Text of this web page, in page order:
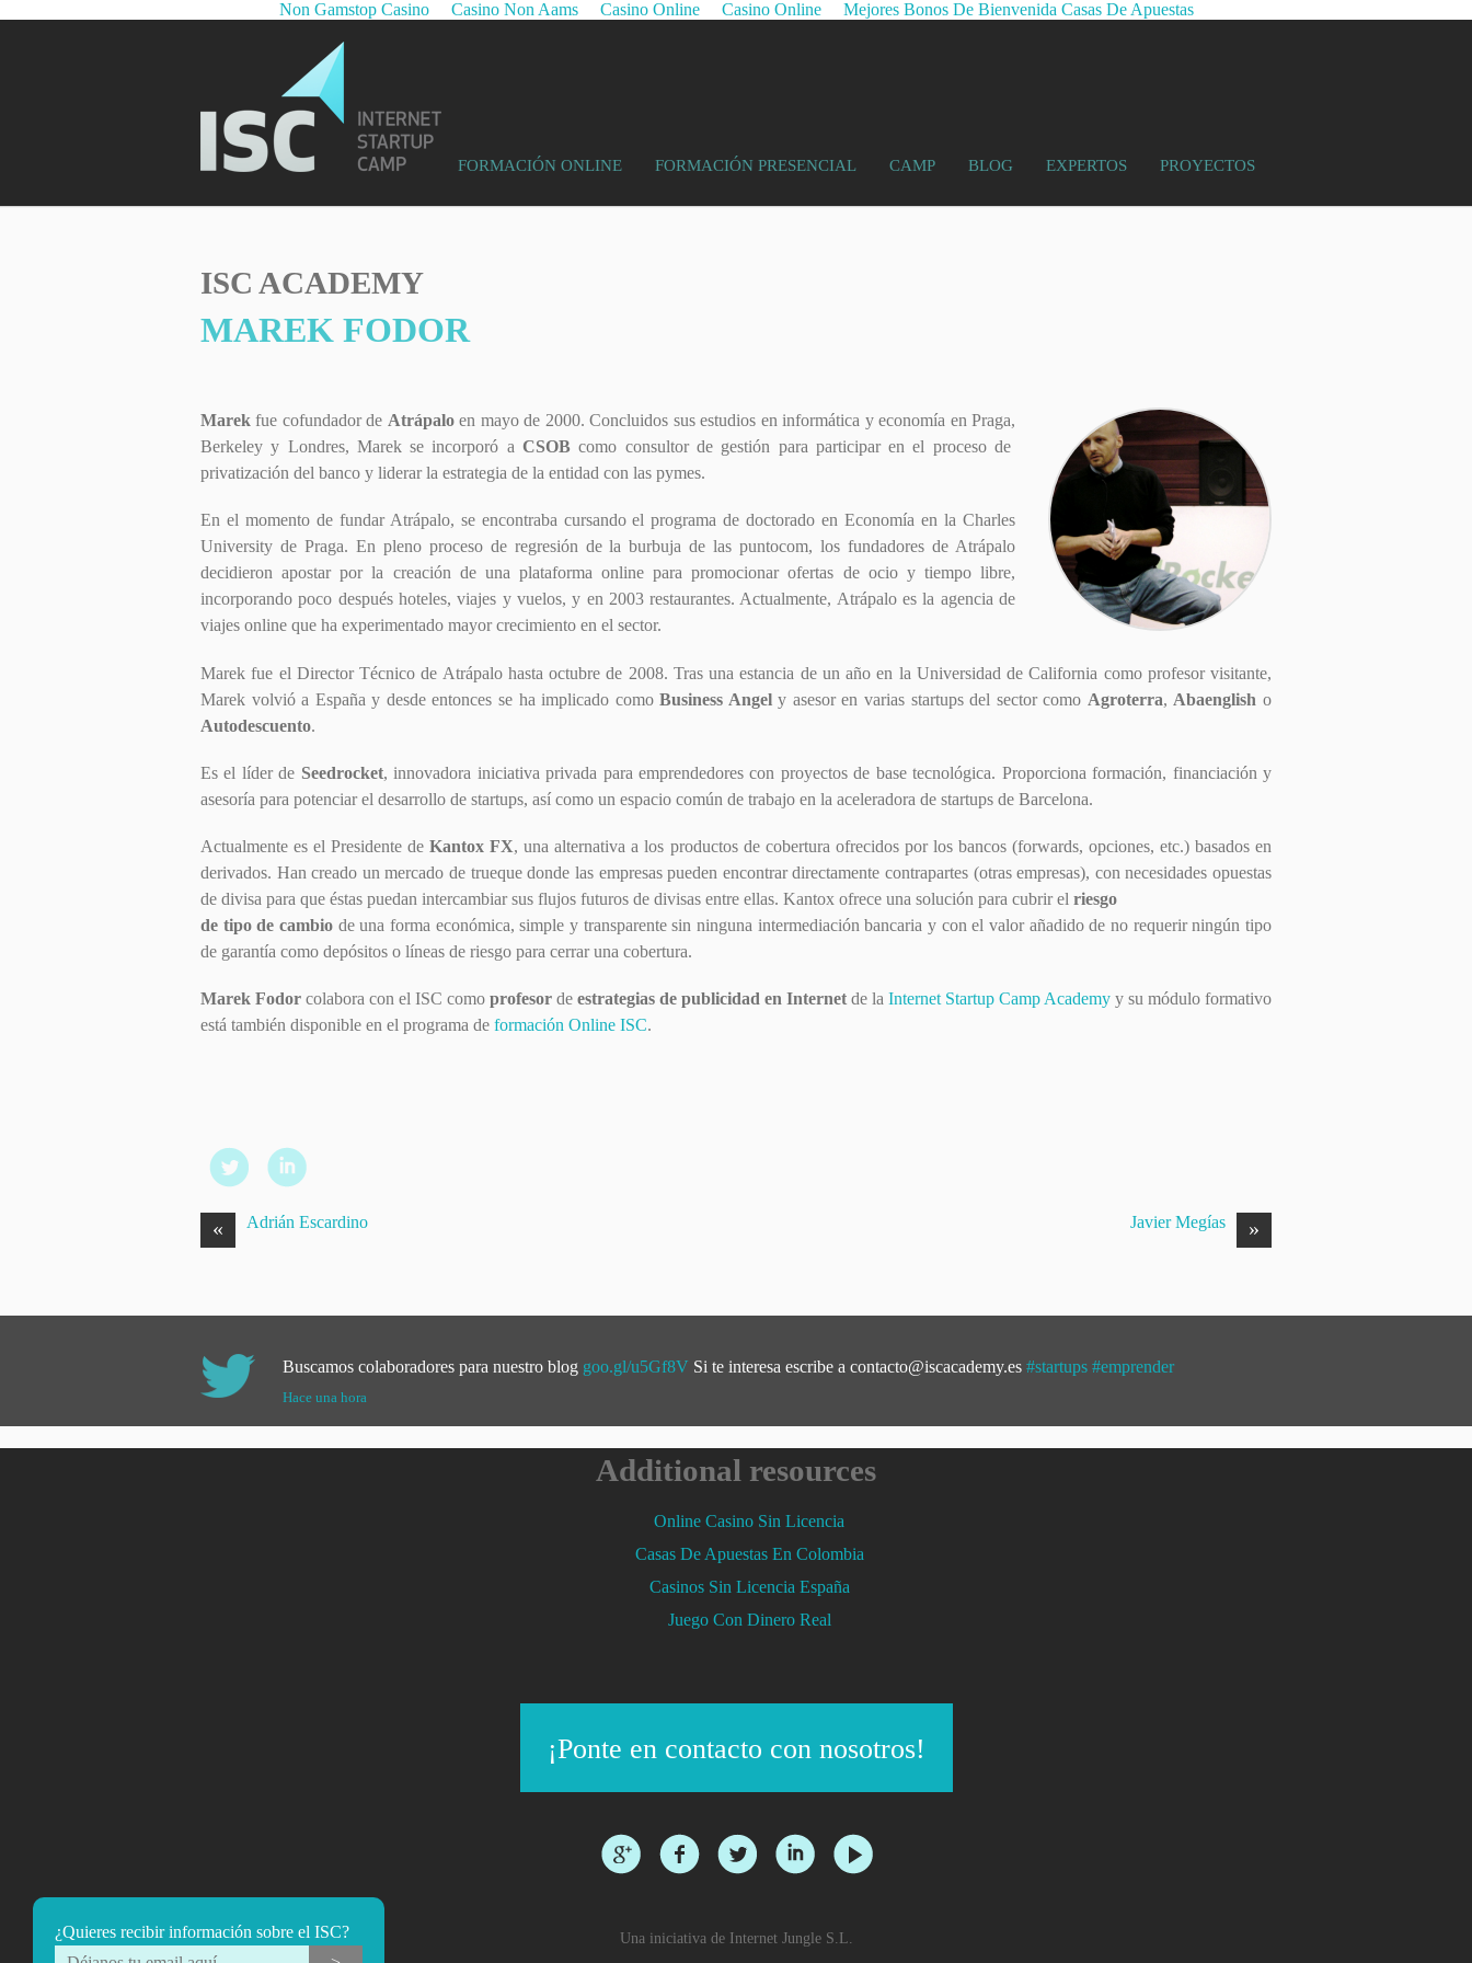
Non Gamstop Casino Casino Non Aams Casino Online Casino Online Mejores Bonos De Bienvenida Casas De Apuestas
FORMACIÓN ONLINE FORMACIÓN PRESENCIAL CAMP BLOG EXPERTOS PROYECTOS
ISC ACADEMY
MAREK FODOR
Marek fue cofundador de Atrápaloen mayo de 2000. Concluidos sus estudios en informática y economía en Praga,
Berkeley y Londres, Marek se incorporó aCSOB como consultor de gestión para participar en el proceso de
privatización del banco y liderar la estrategia de la entidad con las pymes.
En el momento de fundar Atrápalo, se encontraba cursando el programa de doctorado en Economía en la Charles
University de Praga. En pleno proceso de regresión de la burbuja de las puntocom, los fundadores de Atrápalo
decidieron apostar por la creación de una plataforma online para promocionar ofertas de ocio y tiempo libre,
incorporando poco después hoteles, viajes y vuelos, y en 2003 restaurantes. Actualmente, Atrápalo es la agencia de
viajes online que ha experimentado mayor crecimiento en el sector.
Marek fue el Director Técnico de Atrápalo hasta octubre de 2008. Tras una estancia de un año en la Universidad de California como profesor visitante,
Marek volvió a España y desde entonces se ha implicado comoBusiness Angely asesor en varias startups del sector como Agroterra, Abaenglish o
Autodescuento.
Es el líder de Seedrocket, innovadora iniciativa privada para emprendedores con proyectos de base tecnológica. Proporciona formación, financiación y
asesoría para potenciar el desarrollo de startups, así como un espacio común de trabajo en la aceleradora de startups de Barcelona.
Actualmente es el Presidente deKantox FX, una alternativa a los productos de cobertura ofrecidos por los bancos (forwards, opciones, etc.) basados en
derivados. Han creado un mercado de trueque donde las empresas pueden encontrar directamente contrapartes (otras empresas), con necesidades opuestas
de divisa para que éstas puedan intercambiar sus flujos futuros de divisas entre ellas. Kantox ofrece una solución para cubrir el riesgo
de tipo de cambio de una forma económica, simple y transparente sin ninguna intermediación bancaria y con el valor añadido de no requerir ningún tipo
de garantía como depósitos o líneas de riesgo para cerrar una cobertura.
Marek Fodor colabora con el ISC como profesor de estrategias de publicidad en Internet de la Internet Startup Camp Academy y su módulo formativo
está también disponible en el programa de formación Online ISC.
« Adrián Escardino »
Javier Megías
Buscamos colaboradores para nuestro blog goo.gl/u5Gf8V Si te interesa escribe a contacto@iscacademy.es #startups #emprender
Hace una hora
Additional resources
Online Casino Sin Licencia
Casas De Apuestas En Colombia
Casinos Sin Licencia España
Juego Con Dinero Real
¡Ponte en contacto con nosotros!
Una iniciativa de Internet Jungle S.L.
¿Quieres recibir información sobre el ISC?